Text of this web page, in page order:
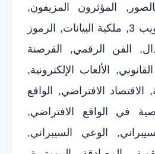
المؤثرون المزيفون,
التفاعل المزيف, الويب 3, ملكية البيانات, الرموز
الفن الرقمي, القرصنة
الألعاب الإلكترونية,
الاقتصاد الافتراضي, الواقع
في الواقع الافتراضي,
الوعي السيبراني,